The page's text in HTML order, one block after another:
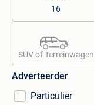
16
SUV of Terreinwagen
Adverteerder
Particulier